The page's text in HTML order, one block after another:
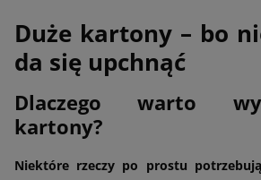
Duże kartony – bo
da się upchnąć
Dlaczego warto
kartony?
Niektóre rzeczy po prostu